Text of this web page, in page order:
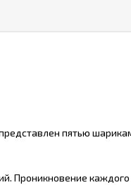
пятью
Проникновение